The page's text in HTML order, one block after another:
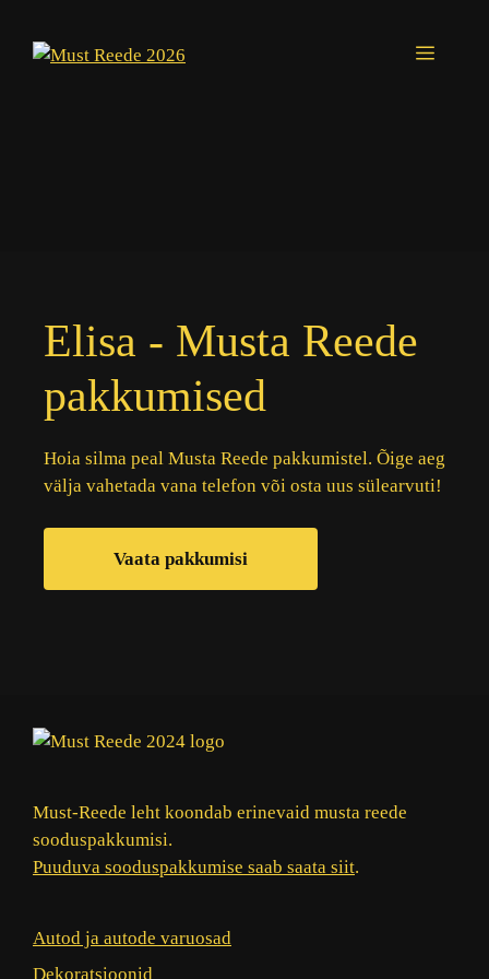
content
Menu
Elisa - Musta Reede
pakkumised
Hoia silma peal Musta Reede pakkumistel. Õige aeg
välja vahetada vana telefon või osta uus sülearvuti!
Vaata pakkumisi
Must-Reede leht koondab erinevaid musta reede
sooduspakkumisi.
Puuduva sooduspakkumise saab saata siit.
Autod ja autode varuosad
Dekoratsioonid